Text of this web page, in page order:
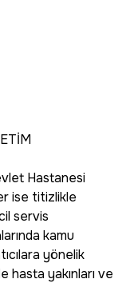
Hastanesi
ise titizlikle
servis
kamu
yönelik
hasta yakınları ve